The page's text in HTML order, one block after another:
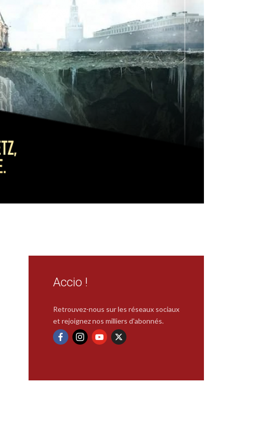
Accio !
Retrouvez-nous sur les réseaux sociaux
et rejoignez nos milliers d'abonnés.